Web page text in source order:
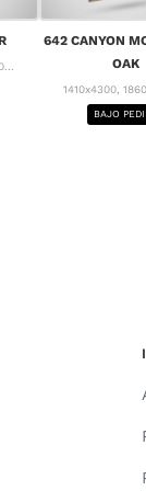
642 CANYON
OAK
1410x4300,
BAJO